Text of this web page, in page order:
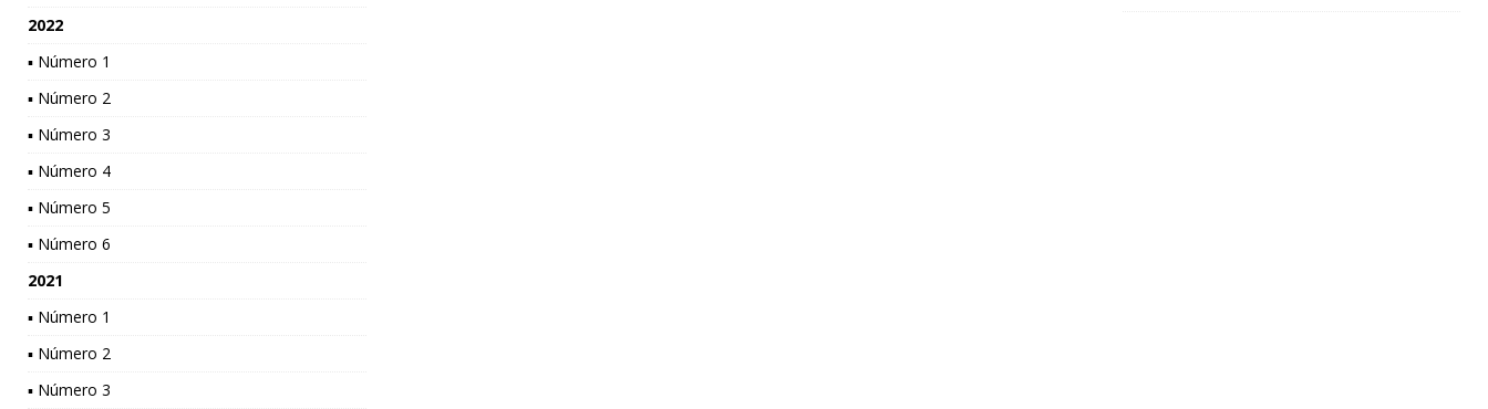
2022
▪ Número 1
▪ Número 2
▪ Número 3
▪ Número 4
▪ Número 5
▪ Número 6
2021
▪ Número 1
▪ Número 2
▪ Número 3